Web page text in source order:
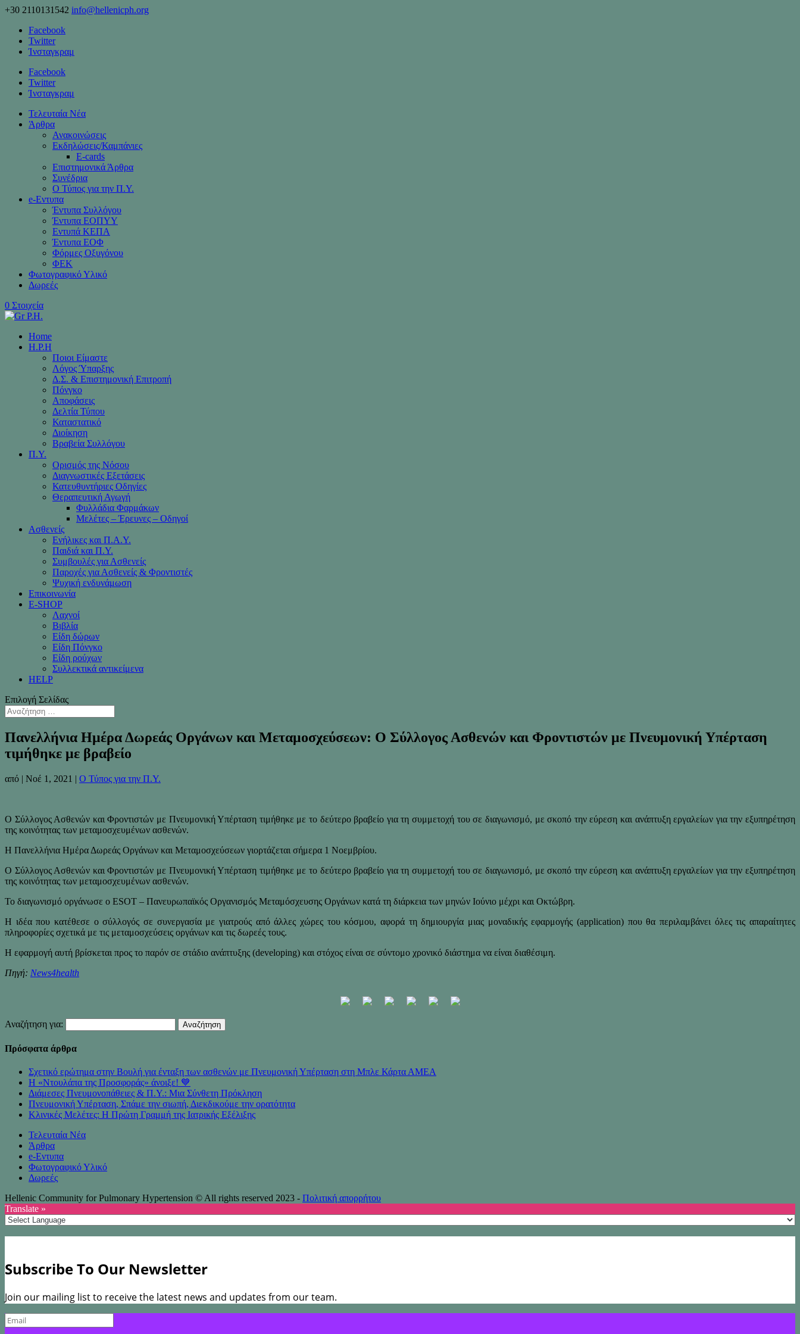
+30 2110131542 info@hellenicph.org
Facebook
Twitter
Ίνσταγκραμ
Facebook
Twitter
Ίνσταγκραμ
Τελευταία Νέα
Άρθρα
Ανακοινώσεις
Εκδηλώσεις/Καμπάνιες
Ε-cards
Επιστημονικά Άρθρα
Συνέδρια
Ο Τύπος για την Π.Υ.
e-Eντυπα
Έντυπα Συλλόγου
Έντυπα ΕΟΠΥΥ
Εντυπά ΚΕΠΑ
Έντυπα ΕΟΦ
Φόρμες Οξυγόνου
ΦΕΚ
Φωτογραφικό Υλικό
Δωρεές
0 Στοιχεία
Home
H.P.H
Ποιοι Είμαστε
Λόγος Ύπαρξης
Δ.Σ. & Επιστημονική Επιτροπή
Πόνγκο
Αποφάσεις
Δελτία Τύπου
Καταστατικό
Διοίκηση
Βραβεία Συλλόγου
Π.Υ.
Ορισμός της Νόσου
Διαγνωστικές Εξετάσεις
Κατευθυντήριες Οδηγίες
Θεραπευτική Αγωγή
Φυλλάδια Φαρμάκων
Μελέτες – Έρευνες – Οδηγοί
Ασθενείς
Ενήλικες και Π.Α.Υ.
Παιδιά και Π.Υ.
Συμβουλές για Ασθενείς
Παροχές για Ασθενείς & Φροντιστές
Ψυχική ενδυνάμωση
Επικοινωνία
Ε-SHOP
Λαχνοί
Βιβλία
Είδη δώρων
Είδη Πόνγκο
Είδη ρούχων
Συλλεκτικά αντικείμενα
HELP
Επιλογή Σελίδας
Πανελλήνια Ημέρα Δωρεάς Οργάνων και Μεταμοσχεύσεων: Ο Σύλλογος Ασθενών και Φροντιστών με Πνευμονική Υπέρταση
τιμήθηκε με βραβείο
από | Νοέ 1, 2021 | Ο Τύπος για την Π.Υ.
Ο Σύλλογος Ασθενών και Φροντιστών με Πνευμονική Υπέρταση τιμήθηκε με το δεύτερο βραβείο για τη συμμετοχή του σε διαγωνισμό, με σκοπό την εύρεση και ανάπτυξη εργαλείων για την εξυπηρέτηση
της κοινότητας των μεταμοσχευμένων ασθενών.
Η Πανελλήνια Ημέρα Δωρεάς Οργάνων και Μεταμοσχεύσεων γιορτάζεται σήμερα 1 Νοεμβρίου.
Ο Σύλλογος Ασθενών και Φροντιστών με Πνευμονική Υπέρταση τιμήθηκε με το δεύτερο βραβείο για τη συμμετοχή του σε διαγωνισμό, με σκοπό την εύρεση και ανάπτυξη εργαλείων για την εξυπηρέτηση
της κοινότητας των μεταμοσχευμένων ασθενών.
Το διαγωνισμό οργάνωσε ο ESOT – Πανευρωπαϊκός Οργανισμός Μεταμόσχευσης Οργάνων κατά τη διάρκεια των μηνών Ιούνιο μέχρι και Οκτώβρη.
Η ιδέα που κατέθεσε ο σύλλογός σε συνεργασία με γιατρούς από άλλες χώρες του κόσμου, αφορά τη δημιουργία μιας μοναδικής εφαρμογής (application) που θα περιλαμβάνει όλες τις απαραίτητες
πληροφορίες σχετικά με τις μεταμοσχεύσεις οργάνων και τις δωρεές τους.
Η εφαρμογή αυτή βρίσκεται προς το παρόν σε στάδιο ανάπτυξης (developing) και στόχος είναι σε σύντομο χρονικό διάστημα να είναι διαθέσιμη.
Πηγή: Νews4health
Αναζήτηση για:
Πρόσφατα άρθρα
Σχετικό ερώτημα στην Βουλή για ένταξη των ασθενών με Πνευμονική Υπέρταση στη Μπλε Κάρτα ΑΜΕΑ
Η «Ντουλάπα της Προσφοράς» άνοιξε! 💙
Διάμεσες Πνευμονοπάθειες & Π.Υ.: Μια Σύνθετη Πρόκληση
Πνευμονική Υπέρταση, Σπάμε την σιωπή, Διεκδικούμε την ορατότητα
Κλινικές Μελέτες: Η Πρώτη Γραμμή της Ιατρικής Εξέλιξης
Τελευταία Νέα
Άρθρα
e-Eντυπα
Φωτογραφικό Υλικό
Δωρεές
Hellenic Community for Pulmonary Hypertension © All rights reserved 2023 - Πολιτική απορρήτου
Translate »
Subscribe To Our Newsletter
Join our mailing list to receive the latest news and updates from our team.